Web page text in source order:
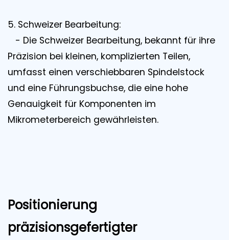
5. Schweizer Bearbeitung:
- Die Schweizer Bearbeitung, bekannt für ihre
Präzision bei kleinen, komplizierten Teilen,
umfasst einen verschiebbaren Spindelstock
und eine Führungsbuchse, die eine hohe
Genauigkeit für Komponenten im
Mikrometerbereich gewährleisten.
Positionierung
präzisionsgefertigter